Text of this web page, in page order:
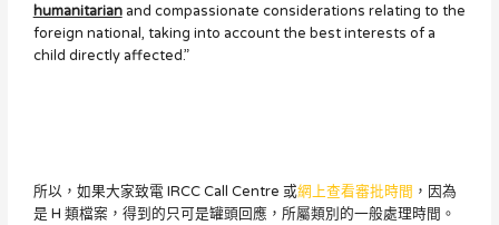
humanitarian and compassionate considerations relating to the
foreign national, taking into account the best interests of a
child directly affected.”
所以，如果大家致電 IRCC Call Centre 或網上查看審批時間 ，因為
是 H 類檔案，得到的只可是罐頭回應，所屬類別的一般處理時間。